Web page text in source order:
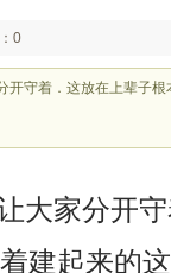
0
开守着．这放在上辈子
大家分开
建起来的